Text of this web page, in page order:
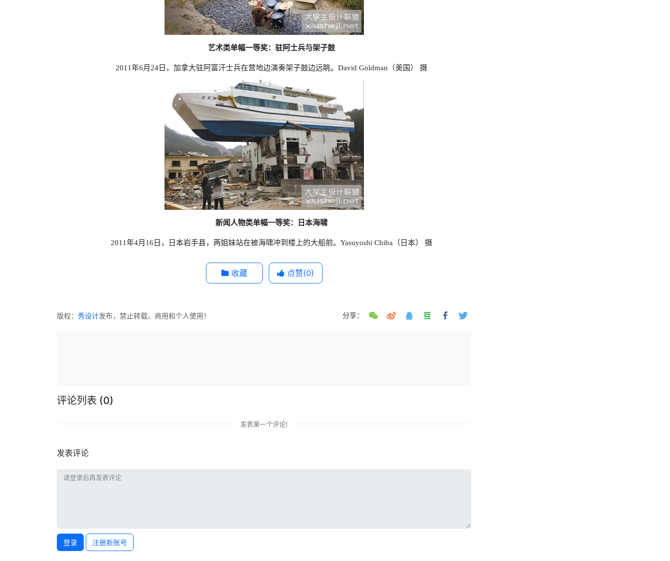
艺术类单幅一等奖：驻阿士兵与架子鼓
2011年6月24日，加拿大驻阿富汗士兵在营地边演奏架子鼓边远眺。David Goldman（美国） 摄
新闻人物类单幅一等奖：日本海啸
2011年4月16日，日本岩手县，两姐妹站在被海啸冲到楼上的大船前。Yasuyoshi Chiba（日本） 摄
收藏 点赞(0)
版权： 秀设计发布，禁止转载、商用和个人使用！ 分享：
评论列表 (0)
发表第一个评论!
发表评论
登录 注册新账号